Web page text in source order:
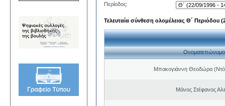
Περίοδος:
Τελευταία σύνθεση ολομέλειας Θ΄ Περιόδου
Ονοματεπώνυμο
Μπακογιάννη Θεοδώρα
Μάνος Στέφανος